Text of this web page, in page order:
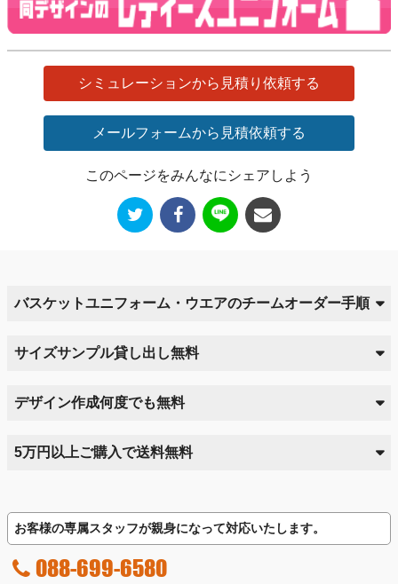
シミュレーションから見積り依頼する
メールフォームから見積依頼する
このページをみんなにシェアしよう
バスケットユニフォーム・ウエアのチームオーダー手順
サイズサンプル貸し出し無料
デザイン作成何度でも無料
5万円以上ご購入で送料無料
お客様の専属スタッフが親身になって対応いたします。
088-699-6580